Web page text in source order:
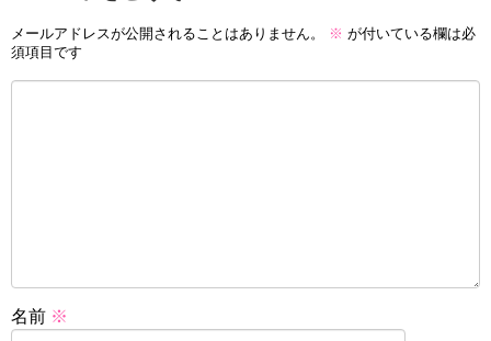
メールアドレスが公開されることはありません。 ※ が付いている欄は必
須項目です
名前 ※